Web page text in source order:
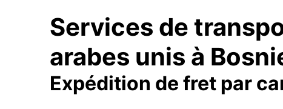
Services de
arabes unis à
Expédition de fret par